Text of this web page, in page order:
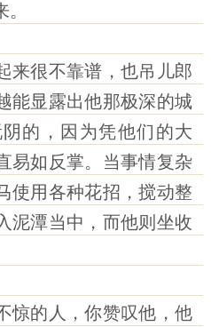
很不靠谱，也吊儿郎
能显露出他那极深的城
的，因为凭他们的大
易如反掌。当事情复杂
使用各种花招，搅动整
泥潭当中，而他则坐收
的人，你赞叹他，他